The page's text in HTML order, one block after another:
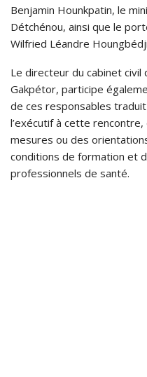
Benjamin Hounkpatin, le
Détchénou, ainsi que le
Wilfried Léandre
Le directeur du cabinet civil
Gakpétor, participe
de ces responsables
l’exécutif à cette
mesures ou des
conditions de formation et
professionnels de santé.